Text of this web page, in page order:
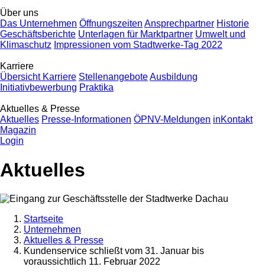
Über uns
Das Unternehmen Öffnungszeiten Ansprechpartner Historie
Geschäftsberichte Unterlagen für Marktpartner Umwelt und
Klimaschutz Impressionen vom Stadtwerke-Tag 2022
Karriere
Übersicht Karriere StellenangeboteAusbildung
Initiativbewerbung Praktika
Aktuelles & Presse
Aktuelles Presse-Informationen ÖPNV-Meldungen inKontakt
Magazin
Login
Aktuelles
Startseite
Unternehmen
Aktuelles & Presse
Kundenservice schließt vom 31. Januar bis
voraussichtlich 11. Februar 2022